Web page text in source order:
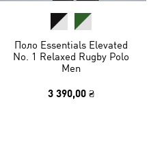
Поло Essentials Elevated
No. 1 Relaxed Rugby Polo
Men
3 390,00 ₴